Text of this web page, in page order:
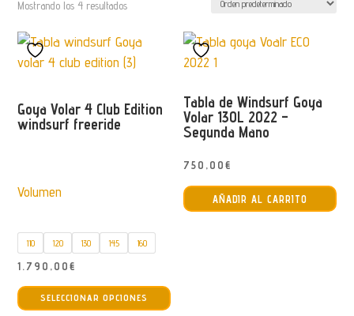
Mostrando los 4 resultados
Goya Volar 4 Club Edition
windsurf freeride
Volumen
110 120 130 145 160
1.790,00€
SELECCIONAR OPCIONES
Este
producto
Tabla de Windsurf Goya
Volar 130L 2022 –
Segunda Mano
750,00€
AÑADIR AL CARRITO